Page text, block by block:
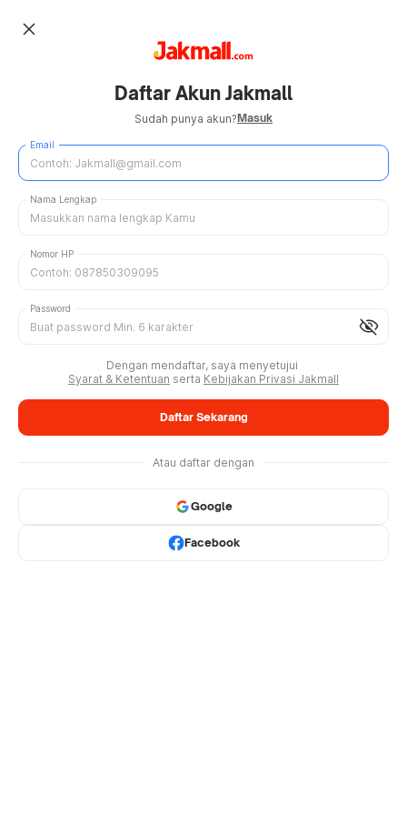
close
Daftar Akun Jakmall
Sudah punya akun?Masuk
Email
Nama Lengkap
Nomor HP
visibility_off
Password
Dengan mendaftar, saya menyetujui
Syarat & Ketentuan serta Kebijakan Privasi Jakmall
Daftar Sekarang
Atau daftar dengan
Google
Facebook